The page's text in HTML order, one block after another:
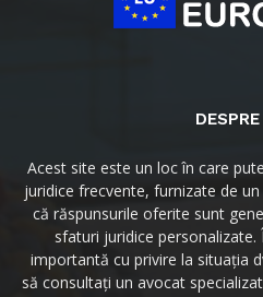
Acest site este un loc în care
juridice frecvente, furnizate de
că răspunsurile oferite sunt
sfaturi juridice
importantă cu privire la situația
să consultați un avocat